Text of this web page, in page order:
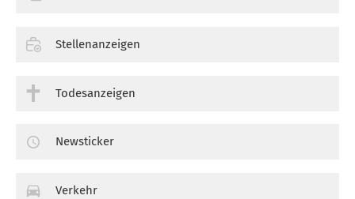
Stellenanzeigen
Todesanzeigen
Newsticker
Verkehr